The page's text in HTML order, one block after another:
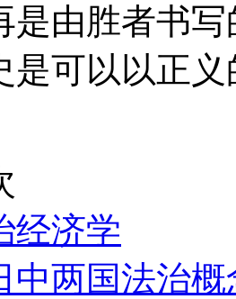
是由胜者书
是可以以正
经济学
两国法治概